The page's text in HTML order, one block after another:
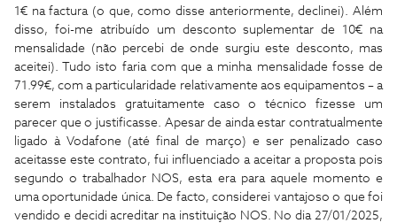
1€ na factura (o que, como disse anteriormente, declinei). Além
disso, foi-me atribuído um desconto suplementar de 10€ na
mensalidade (não percebi de onde surgiu este desconto, mas
aceitei). Tudo isto faria com que a minha mensalidade fosse de
71.99€, com a particularidade relativamente aos equipamentos – a
serem instalados gratuitamente caso o técnico fizesse um
parecer que o justificasse. Apesar de ainda estar contratualmente
ligado à Vodafone (até final de março) e ser penalizado caso
aceitasse este contrato, fui influenciado a aceitar a proposta pois
segundo o trabalhador NOS, esta era para aquele momento e
uma oportunidade única. De facto, considerei vantajoso o que foi
vendido e decidi acreditar na instituição NOS. No dia 27/01/2025,